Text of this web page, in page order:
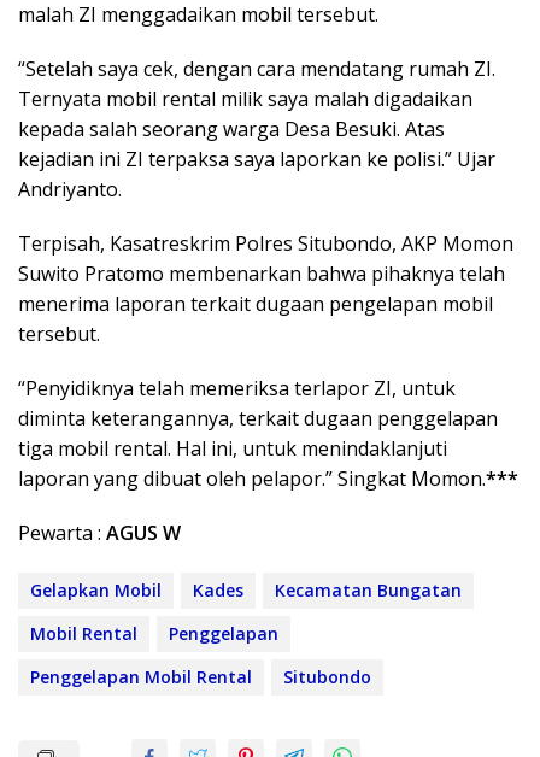
malah ZI menggadaikan mobil tersebut.
“Setelah saya cek, dengan cara mendatang rumah ZI.
Ternyata mobil rental milik saya malah digadaikan
kepada salah seorang warga Desa Besuki. Atas
kejadian ini ZI terpaksa saya laporkan ke polisi.” Ujar
Andriyanto.
Terpisah, Kasatreskrim Polres Situbondo, AKP Momon
Suwito Pratomo membenarkan bahwa pihaknya telah
menerima laporan terkait dugaan pengelapan mobil
tersebut.
“Penyidiknya telah memeriksa terlapor ZI, untuk
diminta keterangannya, terkait dugaan penggelapan
tiga mobil rental. Hal ini, untuk menindaklanjuti
laporan yang dibuat oleh pelapor.” Singkat Momon.***
Pewarta : AGUS W
Gelapkan Mobil Kades
Kecamatan Bungatan
Mobil Rental
Penggelapan
Penggelapan Mobil Rental
Situbondo